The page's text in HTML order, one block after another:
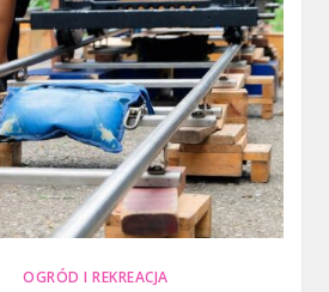
OGRÓD I REKREACJA